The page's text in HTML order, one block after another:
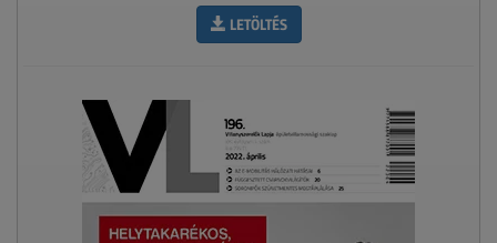
LETÖLTÉS